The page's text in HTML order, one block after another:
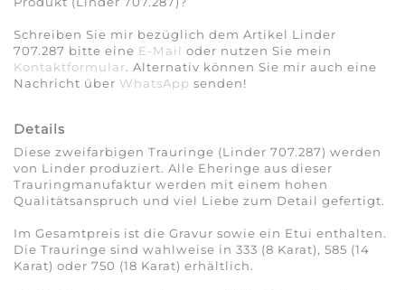
Schreiben Sie mir bezüglich dem Artikel Linder
707.287 bitte eine E-Mail oder nutzen Sie mein
Kontaktformular. Alternativ können Sie mir auch eine
Nachricht über WhatsApp senden!
Details
Diese zweifarbigen Trauringe (Linder 707.287) werden
von Linder produziert. Alle Eheringe aus dieser
Trauringmanufaktur werden mit einem hohen
Qualitätsanspruch und viel Liebe zum Detail gefertigt.
Im Gesamtpreis ist die Gravur sowie ein Etui enthalten.
Die Trauringe sind wahlweise in 333 (8 Karat), 585 (14
Karat) oder 750 (18 Karat) erhältlich.